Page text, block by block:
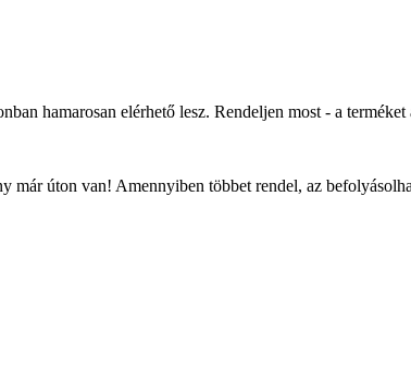
hamarosan elérhető lesz. Rendeljen most - a
már úton van! Amennyiben többet rendel, az